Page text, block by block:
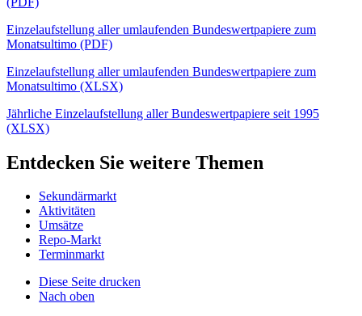
Einzelaufstellung aller umlaufenden Bundeswertpapiere zum
Monatsultimo (PDF)
Einzelaufstellung aller umlaufenden Bundeswertpapiere zum
Monatsultimo (XLSX)
Jährliche Einzelaufstellung aller Bundeswertpapiere seit 1995
(XLSX)
Entdecken Sie weitere Themen
Sekundärmarkt
Aktivitäten
Umsätze
Repo-Markt
Terminmarkt
Diese Seite drucken
Nach oben